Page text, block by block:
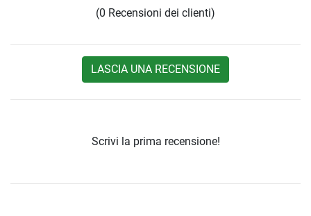
(0 Recensioni dei clienti)
LASCIA UNA RECENSIONE
Scrivi la prima recensione!